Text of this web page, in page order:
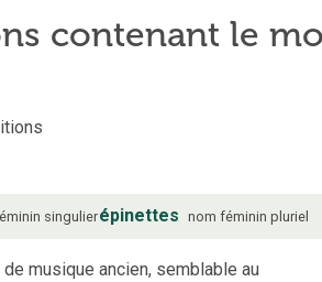
contenant le
singulierépinettes nom féminin pluriel
musique ancien, semblable au